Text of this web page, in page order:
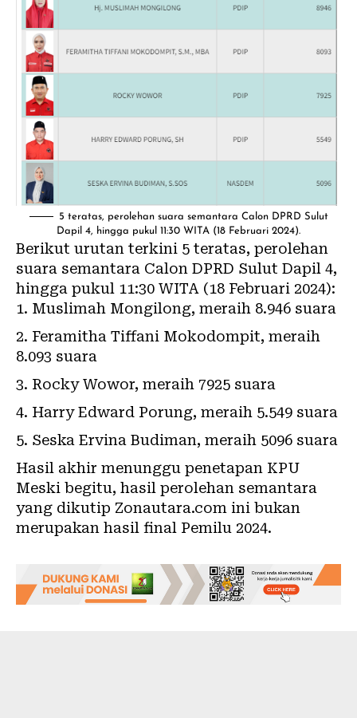
5 teratas, perolehan suara semantara Calon DPRD Sulut
Dapil 4, hingga pukul 11:30 WITA (18 Februari 2024).
Berikut urutan terkini 5 teratas, perolehan
suara semantara Calon DPRD Sulut Dapil 4,
hingga pukul 11:30 WITA (18 Februari 2024):
Muslimah Mongilong, meraih 8.946 suara
Feramitha Tiffani Mokodompit, meraih
8.093 suara
Rocky Wowor, meraih 7925 suara
Harry Edward Porung, meraih 5.549 suara
Seska Ervina Budiman, meraih 5096 suara
Hasil akhir menunggu penetapan KPU
Meski begitu, hasil perolehan semantara
yang dikutip Zonautara.com ini bukan
merupakan hasil final Pemilu 2024.